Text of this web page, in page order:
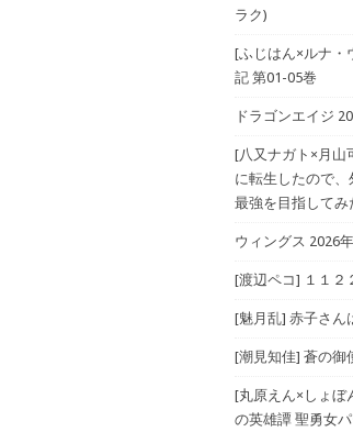
ラク)
[ふじはん×ルナ・
記 第01-05巻
ドラゴンエイジ
[八又ナガト×月山
に転生したので
最強を目指してみ
ウィングス 2026
[渡辺ペコ] １１２
[魅月乱] 赤子さん
[潮見知佳] 蒼の御
[丸原えん×しょぼ
の英雄譚 聖勇女